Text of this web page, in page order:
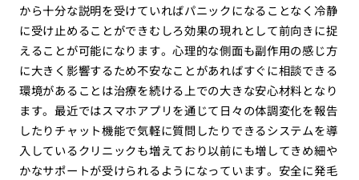
から十分な説明を受けていればパニックになることなく冷静
に受け止めることができむしろ効果の現れとして前向きに捉
えることが可能になります。心理的な側面も副作用の感じ方
に大きく影響するため不安なことがあればすぐに相談できる
環境があることは治療を続ける上での大きな安心材料となり
ます。最近ではスマホアプリを通じて日々の体調変化を報告
したりチャット機能で気軽に質問したりできるシステムを導
入しているクリニックも増えており以前にも増してきめ細や
かなサポートが受けられるようになっています。安全に発毛